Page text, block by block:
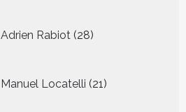
Adrien Rabiot 28
producten
Manuel Locatelli 21
producten